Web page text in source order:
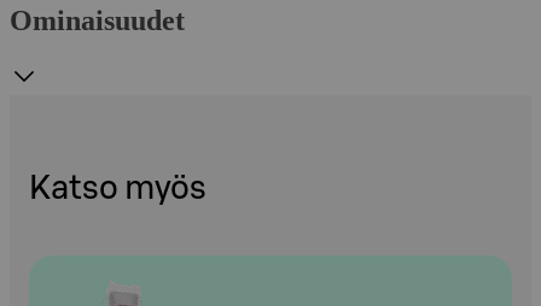
Ominaisuudet
Katso myös